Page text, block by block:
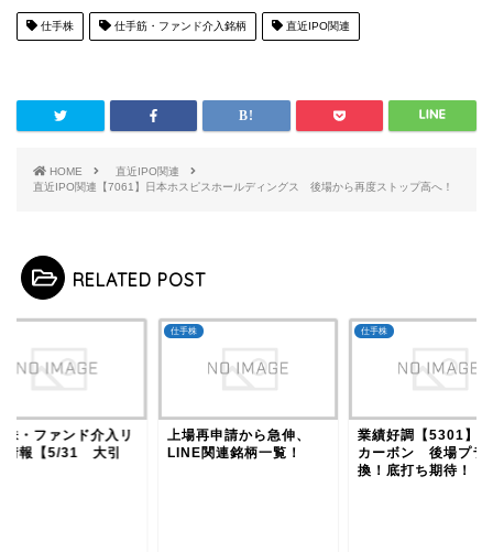
仕手株 仕手筋・ファンド介入銘柄 直近IPO関連
HOME
直近IPO関連
直近IPO関連【7061】日本ホスピスホールディングス 後場から再度ストップ高へ！
RELATED POST
株・ファンド介入リ
情報【5/31 大引
仕手株
上場再申請から急伸、
LINE関連銘柄一覧！
仕手株
業績好調【5301】
カーボン 後場プラ
換！底打ち期待！